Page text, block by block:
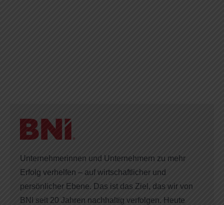
Unternehmerinnen und Unternehmern zu mehr
Erfolg verhelfen – auf wirtschaftlicher und
persönlicher Ebene. Das ist das Ziel, das wir von
BNI seit 20 Jahren nachhaltig verfolgen. Heute